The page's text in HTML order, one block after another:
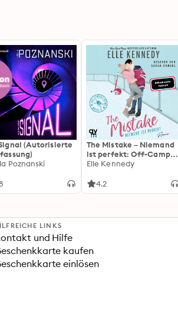
(Autorisierte
Poznanski
The Mistake – Niemand
ist perfekt: Off-Campus
2 | Roman
Elle Kennedy
4.2
LINKS
und Hilfe
kaufen
einlösen